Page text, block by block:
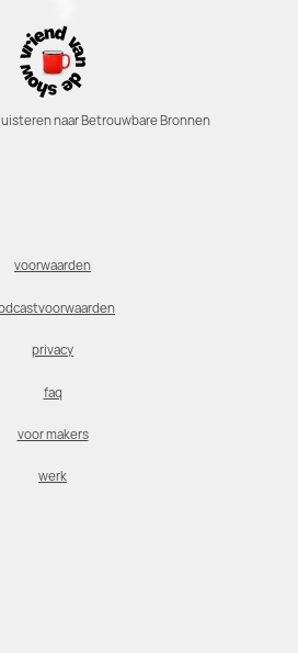
naar Betrouwbare Bronnen
voorwaarden
privacy
faq
voor makers
werk